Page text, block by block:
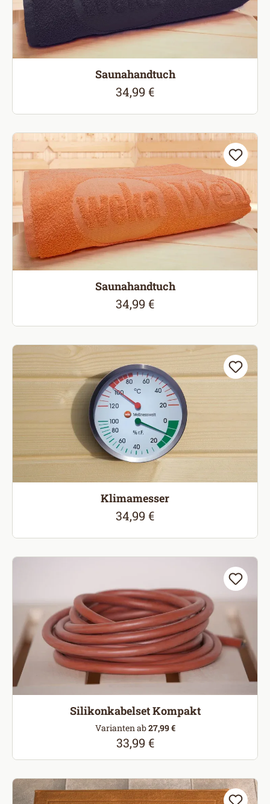
Saunahandtuch
Regulärer Preis:
34,99 €
Saunahandtuch
Regulärer Preis:
34,99 €
Klimamesser
Regulärer Preis:
34,99 €
Silikonkabelset Kompakt
Varianten ab27,99 €
Regulärer Preis:
33,99 €